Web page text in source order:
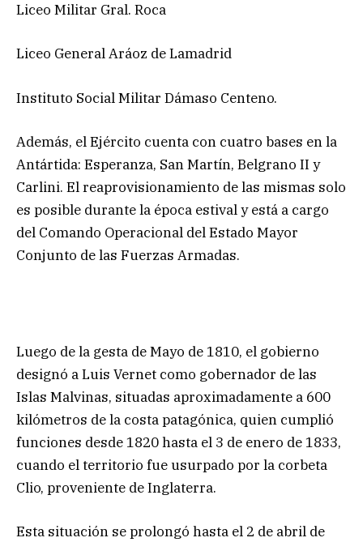
Liceo Militar Gral. Roca
Liceo General Aráoz de Lamadrid
Instituto Social Militar Dámaso Centeno.
Además, el Ejército cuenta con cuatro bases en la
Antártida: Esperanza, San Martín, Belgrano II y
Carlini. El reaprovisionamiento de las mismas solo
es posible durante la época estival y está a cargo
del Comando Operacional del Estado Mayor
Conjunto de las Fuerzas Armadas.
Luego de la gesta de Mayo de 1810, el gobierno
designó a Luis Vernet como gobernador de las
Islas Malvinas, situadas aproximadamente a 600
kilómetros de la costa patagónica, quien cumplió
funciones desde 1820 hasta el 3 de enero de 1833,
cuando el territorio fue usurpado por la corbeta
Clio, proveniente de Inglaterra.
Esta situación se prolongó hasta el 2 de abril de